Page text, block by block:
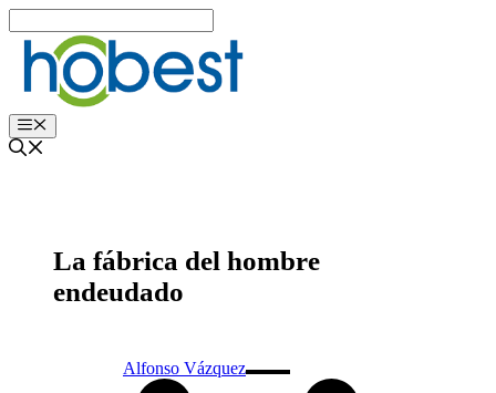
salto
egin
Menu
La fábrica del hombre
endeudado
Alfonso Vázquez